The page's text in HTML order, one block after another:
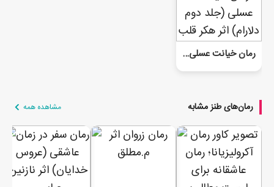
رمان خیانت عسلی (جلد دوم دلارام)
رمان‌های طنز مشابه مشاهده همه